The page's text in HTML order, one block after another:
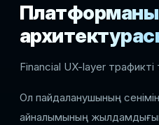
Financial UX-layer
Ол пайдаланушының
айналымының